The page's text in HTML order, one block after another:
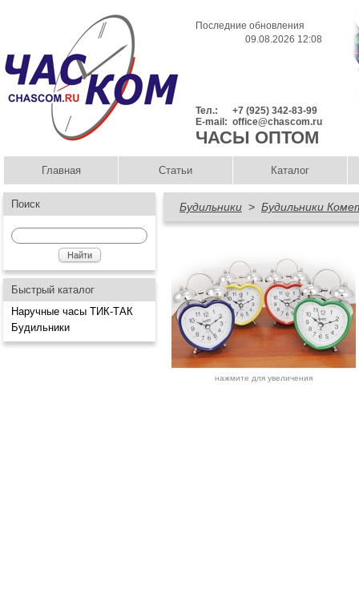
Последние обновления
09.08.2026 12:08
Тел.:
+7 (925) 342-83-99
E-mail: office@chascom.ru
ЧАСЫ ОПТОМ
Главная Статьи Каталог
Поиск
Быстрый каталог
Наручные часы ТИК-ТАК
Будильники
Будильники > Будильники
нажмите для увеличения